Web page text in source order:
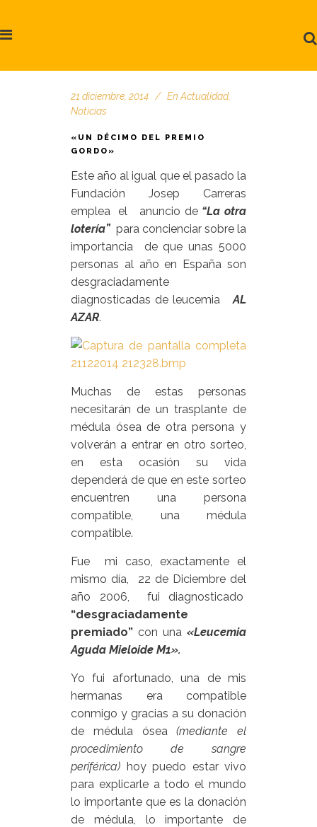
21 diciembre, 2014 En Actualidad,
Noticias
«UN DÉCIMO DEL PREMIO
GORDO»
Este año al igual que el pasado la
Fundación Josep Carreras
emplea el anuncio de “La otra
lotería” para concienciar sobre la
importancia de que unas 5000
personas al año en España son
desgraciadamente
diagnosticadas de leucemiaAL
AZAR.
Muchas de estas personas
necesitarán de un trasplante de
médula ósea de otra persona y
volverán a entrar en otro sorteo,
en esta ocasión su vida
dependerá de que en este sorteo
encuentren una persona
compatible, una médula
compatible.
Fue mi caso, exactamente el
mismo día, 22 de Diciembre del
año 2006, fui diagnosticado
“desgraciadamente
premiado” con una «Leucemia
Aguda Mieloide M1».
Yo fui afortunado, una de mis
hermanas era compatible
conmigo y gracias a su donación
de médula ósea(mediante el
procedimiento de sangre
periférica) hoy puedo estar vivo
para explicarle a todo el mundo
lo importante que es la donación
de médula, lo importante de